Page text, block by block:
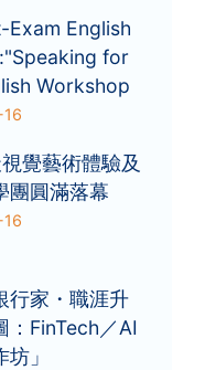
Exam English
for
Workshop
覺藝術體驗及
團圓滿落幕
行家・職涯升
：FinTech／AI
」